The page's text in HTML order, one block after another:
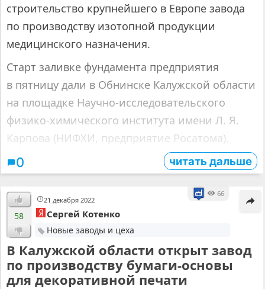
строительство крупнейшего в Европе завода
по производству изотопной продукции
медицинского назначения.
Старт заливке фундамента предприятия
в пятницу дали в Обнинске Калужской области
на площадке Научно-исследовательского
физико-химического института имени Л. Я.
Карпова (НИФХИ, предприятие Росатома).
0 читать дальше
21 декабря 2022
66
58 Сергей Котенко
Новые заводы и цеха
В Калужской области открыт завод
по производству бумаги-основы
для декоративной печати